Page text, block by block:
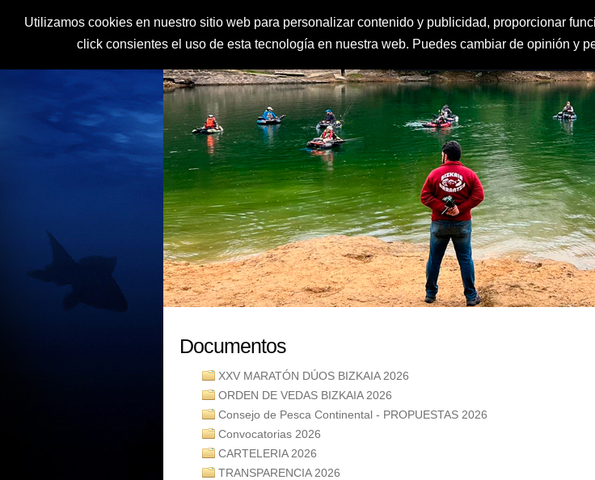
Utilizamos cookies en nuestro sitio web para personalizar contenido y publicidad, proporcionar
click consientes el uso de esta tecnología en nuestra web. Puedes cambiar de opinión y
FEDERACIÓN CLUBES IGUALDAD Y
Documentos
XXV MARATÓN DÚOS BIZKAIA 2026
ORDEN DE VEDAS BIZKAIA 2026
Consejo de Pesca Continental - PROPUESTAS 2026
Convocatorias 2026
CARTELERIA 2026
TRANSPARENCIA 2026